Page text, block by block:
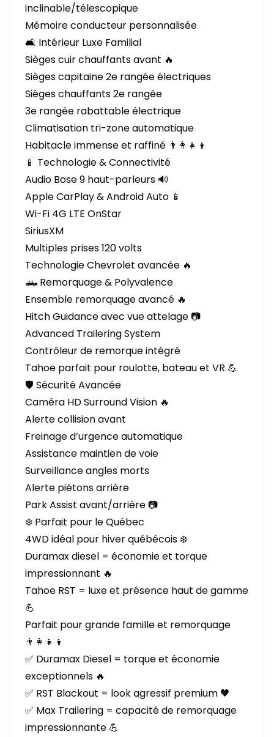
inclinable/télescopique
Mémoire conducteur personnalisée
🛋️ Intérieur Luxe Familial
Sièges cuir chauffants avant 🔥
Sièges capitaine 2e rangée électriques
Sièges chauffants 2e rangée
3e rangée rabattable électrique
Climatisation tri-zone automatique
Habitacle immense et raffiné 👨‍👩‍👧‍👦
📱 Technologie & Connectivité
Audio Bose 9 haut-parleurs 🔊
Apple CarPlay & Android Auto 📱
Wi-Fi 4G LTE OnStar
SiriusXM
Multiples prises 120 volts
Technologie Chevrolet avancée 🔥
🛻 Remorquage & Polyvalence
Ensemble remorquage avancé 🔥
Hitch Guidance avec vue attelage 📷
Advanced Trailering System
Contrôleur de remorque intégré
Tahoe parfait pour roulotte, bateau et VR 💪
🛡️ Sécurité Avancée
Caméra HD Surround Vision 🔥
Alerte collision avant
Freinage d’urgence automatique
Assistance maintien de voie
Surveillance angles morts
Alerte piétons arrière
Park Assist avant/arrière 📷
❄️ Parfait pour le Québec
4WD idéal pour hiver québécois ❄️
Duramax diesel = économie et torque
impressionnant 🔥
Tahoe RST = luxe et présence haut de gamme
💪
Parfait pour grande famille et remorquage
👨‍👩‍👧‍👦
✅ Duramax Diesel = torque et économie
exceptionnels 🔥
✅ RST Blackout = look agressif premium 🖤
✅ Max Trailering = capacité de remorquage
impressionnante 💪